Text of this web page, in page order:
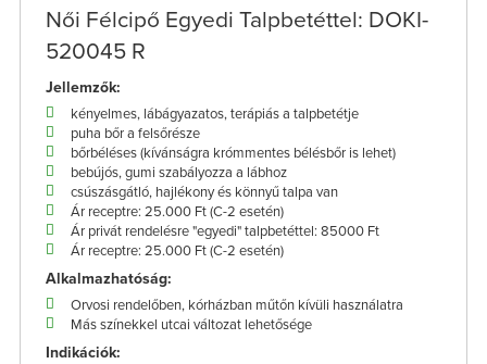
Női Félcipő Egyedi Talpbetéttel: DOKI-
520045 R
Jellemzők:
kényelmes, lábágyazatos, terápiás a talpbetétje
puha bőr a felsőrésze
bőrbéléses (kívánságra krómmentes bélésbőr is lehet)
bebújós, gumi szabályozza a lábhoz
csúszásgátló, hajlékony és könnyű talpa van
Ár receptre: 25.000 Ft (C-2 esetén)
Ár privát rendelésre "egyedi" talpbetéttel: 85000 Ft
Ár receptre: 25.000 Ft (C-2 esetén)
Alkalmazhatóság:
Orvosi rendelőben, kórházban műtőn kívüli használatra
Más színekkel utcai változat lehetősége
Indikációk: